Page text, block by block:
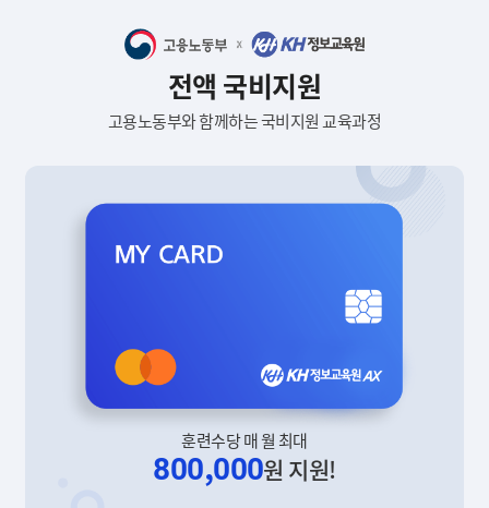
전액 국비지원
고용노동부와 함께하는 국비지원 교육과정
훈련수당 매 월 최대
800,000원 지원!